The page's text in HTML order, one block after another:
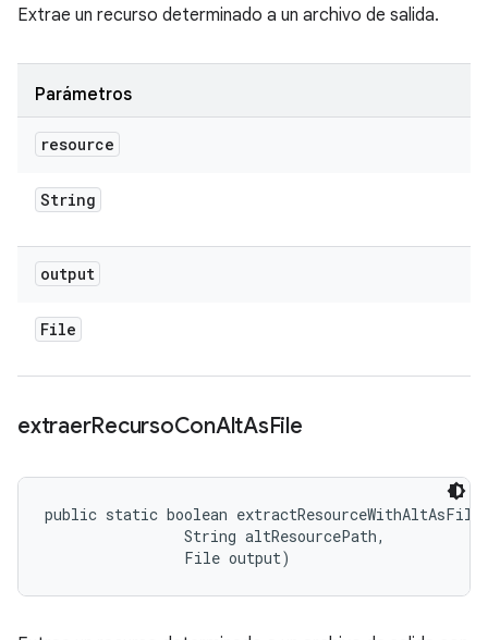
Extrae un recurso determinado a un archivo de salida.
Parámetros
resource
String
output
File
extraerRecursoConAltAsFile
public static boolean
                String altResourcePath,
                File output)